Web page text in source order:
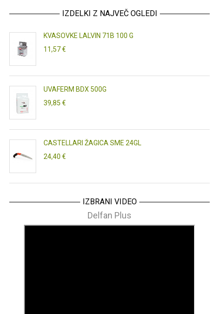
IZDELKI Z NAJVEČ OGLEDI
KVASOVKE LALVIN 71B 100 G
11,57 €
UVAFERM BDX 500G
39,85 €
CASTELLARI ŽAGICA SME 24GL
24,40 €
IZBRANI VIDEO
Delfan Plus